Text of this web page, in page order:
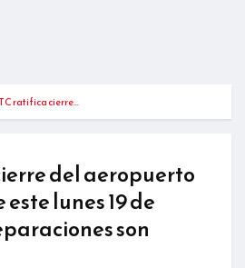
ratifica cierre…
del aeropuerto
lunes 19 de
son